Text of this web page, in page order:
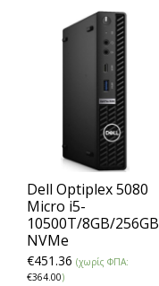
Dell Optiplex 5080
Micro i5-
10500T/8GB/256GB
NVMe
€451.36 (χωρίς ΦΠΑ:
€364.00)